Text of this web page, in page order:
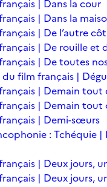
| Dans la cour
| Dans la
| De l’autre
| De rouille et
| De toutes
du film français |
| Demain tout
| Demain tout
| Demi-sœurs
: Tchéquie |
| Deux jours,
| Deux jours,